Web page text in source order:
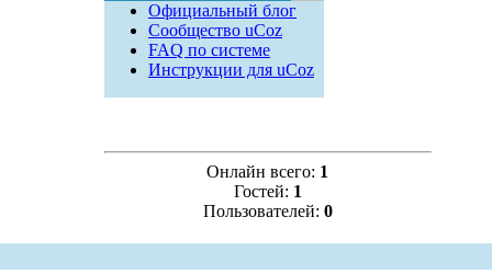
Официальный блог
Сообщество uCoz
FAQ по системе
Инструкции для uCoz
Онлайн всего: 1
Гостей: 1
Пользователей: 0